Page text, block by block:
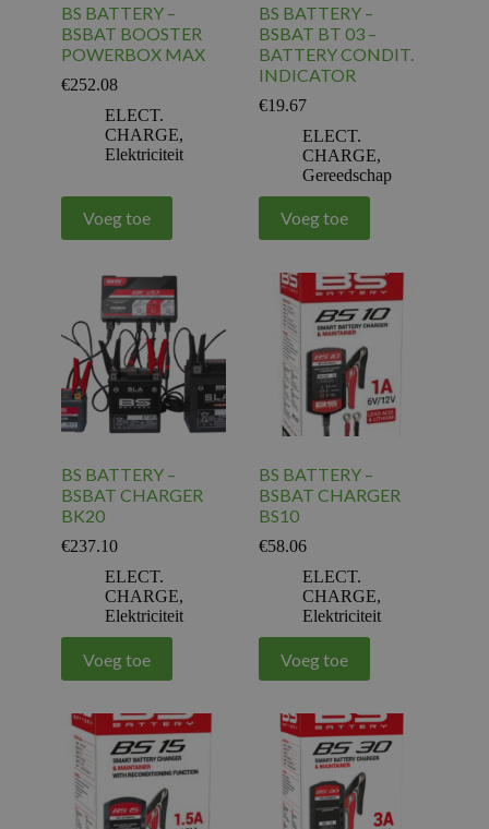
BS BATTERY –
BSBAT BOOSTER
POWERBOX MAX
€252.08
ELECT.
CHARGE,
Elektriciteit
Voeg toe
BS BATTERY –
BSBAT BT 03 –
BATTERY CONDIT.
INDICATOR
€19.67
ELECT.
CHARGE,
Gereedschap
Voeg toe
BS BATTERY –
BSBAT CHARGER
BK20
€237.10
ELECT.
CHARGE,
Elektriciteit
Voeg toe
BS BATTERY –
BSBAT CHARGER
BS10
€58.06
ELECT.
CHARGE,
Elektriciteit
Voeg toe